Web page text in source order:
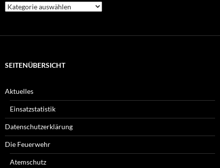
Welche
Beiträge
SEITENÜBERSICHT
Aktuelles
Einsatzstatistik
Datenschutzerklärung
Die Feuerwehr
Atemschutz